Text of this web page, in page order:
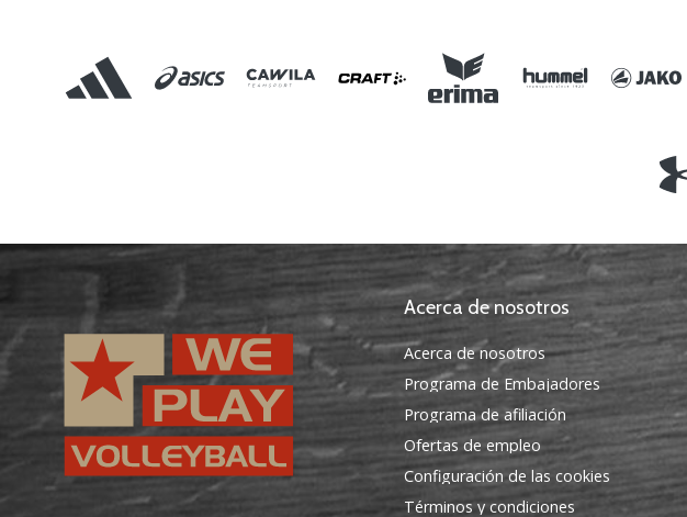
Acerca de nosotros
Acerca de nosotros
Programa de Embajadores
Programa de afiliación
Ofertas de empleo
Configuración de las cookies
Términos y condiciones